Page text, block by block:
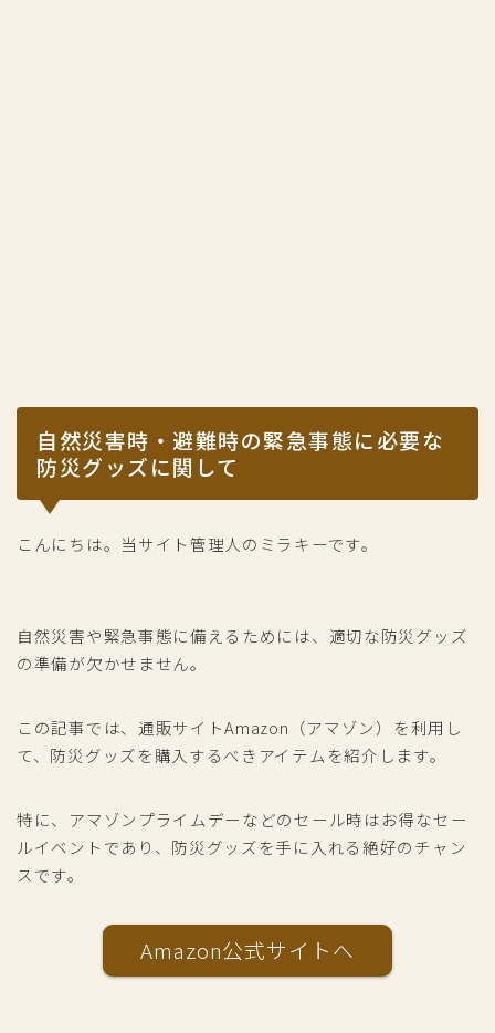
自然災害時・避難時の緊急事態に必要な
防災グッズに関して
こんにちは。当サイト管理人のミラキーです。
自然災害や緊急事態に備えるためには、適切な防災グッズ
の準備が欠かせません。
この記事では、通販サイトAmazon（アマゾン）を利用し
て、防災グッズを購入するべきアイテムを紹介します。
特に、アマゾンプライムデーなどのセール時はお得なセー
ルイベントであり、防災グッズを手に入れる絶好のチャン
スです。
Amazon公式サイトへ